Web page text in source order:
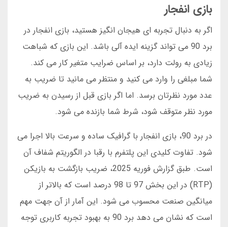
بازی انفجار
اگر به دنبال تجربه ای هیجان انگیز هستید، بازی انفجار در
برد 90 می تواند گزینه ایده آلی باشد. این بازی که شباهت
زیادی به رولت دارد، بر اساس ضرایب متغیر کار می کند.
شما مبلغی را وارد می کنید و منتظر می مانید تا ضریب به
عدد مورد نظرتان برسد. اما اگر بازی قبل از رسیدن به ضریب
مورد نظر متوقف شود، شرط شما بازنده می شود.
در برد 90، بازی انفجار با گرافیک ساده و سرعت بالا اجرا می
شود. تفاوت کلیدی این پلتفرم با رقبا در الگوریتم شفاف آن
است. طبق گزارش فوریه 2025، ضریب بازگشت به بازیکن
(RTP) در این بخش 97 تا 98 درصد است که بالاتر از
میانگین صنعت محسوب می شود. این آمار از آن جهت مهم
است که نشان می دهد برد 90 به بهبود تجربه کاربری توجه